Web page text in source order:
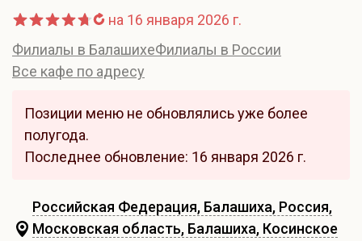
на 16 января 2026 г.
Филиалы в БалашихеФилиалы в России
Все кафе по адресу
Позиции меню не обновлялись уже более
полугода.
Последнее обновление: 16 января 2026 г.
Российская Федерация, Балашиха, Россия,
Московская область, Балашиха, Косинское